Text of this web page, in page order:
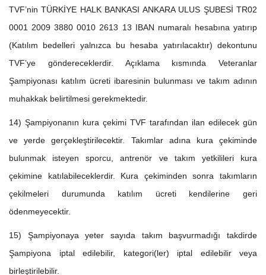
TVF’nin TÜRKİYE HALK BANKASI ANKARA ULUS ŞUBESİ TR02
0001 2009 3880 0010 2613 13 IBAN numaralı hesabına yatırıp
(Katılım bedelleri yalnızca bu hesaba yatırılacaktır) dekontunu
TVF’ye göndereceklerdir. Açıklama kısmında Veteranlar
Şampiyonası katılım ücreti ibaresinin bulunması ve takım adının
muhakkak belirtilmesi gerekmektedir.
14) Şampiyonanın kura çekimi TVF tarafından ilan edilecek gün
ve yerde gerçekleştirilecektir. Takımlar adına kura çekiminde
bulunmak isteyen sporcu, antrenör ve takım yetkilileri kura
çekimine katılabileceklerdir. Kura çekiminden sonra takımların
çekilmeleri durumunda katılım ücreti kendilerine geri
ödenmeyecektir.
15) Şampiyonaya yeter sayıda takım başvurmadığı takdirde
Şampiyona iptal edilebilir, kategori(ler) iptal edilebilir veya
birleştirilebilir.